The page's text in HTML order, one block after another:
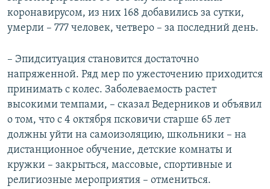
коронавирусом, из них 168 добавились за сутки,
умерли – 777 человек, четверо – за последний день.
– Эпидситуация становится достаточно
напряженной. Ряд мер по ужесточению приходится
принимать с колес. Заболеваемость растет
высокими темпами, – сказал Ведерников и объявил
о том, что с 4 октября псковичи старше 65 лет
должны уйти на самоизоляцию, школьники – на
дистанционное обучение, детские комнаты и
кружки – закрыться, массовые, спортивные и
религиозные мероприятия – отмениться.